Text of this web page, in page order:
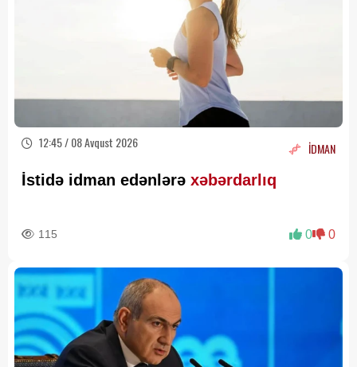
12:45 / 08 Avqust 2026 İDMAN
İstidə idman edənlərə xəbərdarlıq
115 0 0